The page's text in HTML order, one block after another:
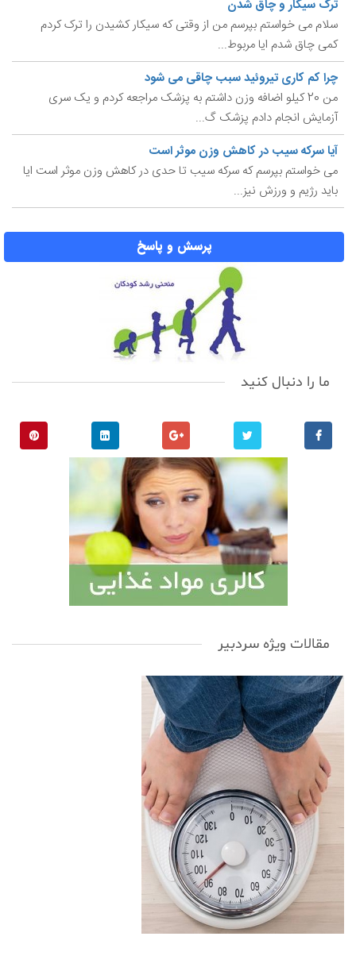
ترک سیگار و چاق شدن
سلام می خواستم بپرسم من از وقتی که سیکار کشیدن را ترک کردم
کمی چاق شدم ایا مربوط...
چرا کم کاری تیروئید سبب چاقی می شود
من 20 کیلو اضافه وزن داشتم به پزشک مراجعه کردم و یک سری
آزمایش انجام دادم پزشک گ...
آیا سرکه سیب در کاهش وزن موثر است
می خواستم بپرسم که سرکه سیب تا حدی در کاهش وزن موثر است ایا
باید رژیم و ورزش نیز...
پرسش و پاسخ
ما را دنبال کنید
مقالات ویژه سردبیر